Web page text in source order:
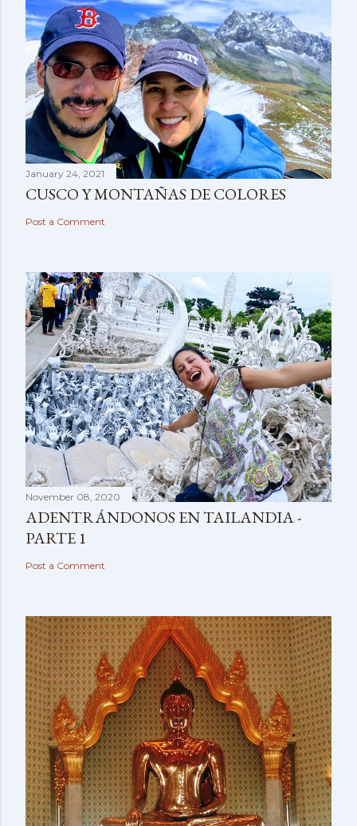
January 24, 2021
CUSCO Y MONTAÑAS DE COLORES
Post a Comment
November 08, 2020
ADENTRÁNDONOS EN TAILANDIA -
PARTE 1
Post a Comment